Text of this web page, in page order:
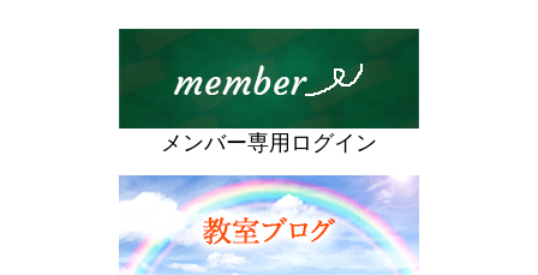
メンバー専用ログイン